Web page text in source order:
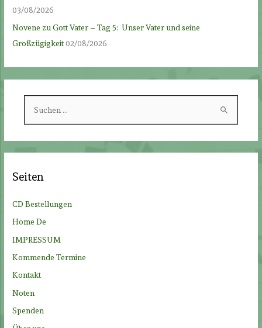
03/08/2026
Novene zu Gott Vater – Tag 5: Unser Vater und seine
Großzügigkeit02/08/2026
h
n
h
:
Seiten
CD Bestellungen
Home De
IMPRESSUM
Kommende Termine
Kontakt
Noten
Spenden